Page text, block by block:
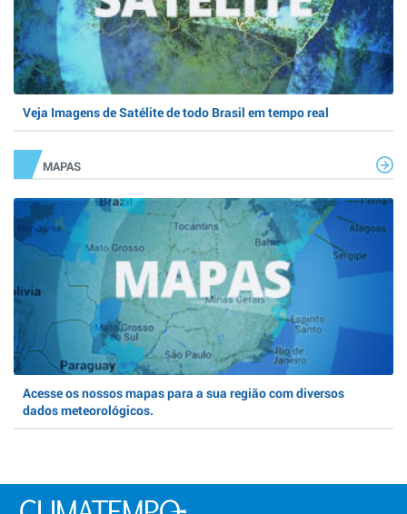
Veja Imagens de Satélite de todo Brasil em tempo real
MAPAS
Acesse os nossos mapas para a sua região com diversos
dados meteorológicos.